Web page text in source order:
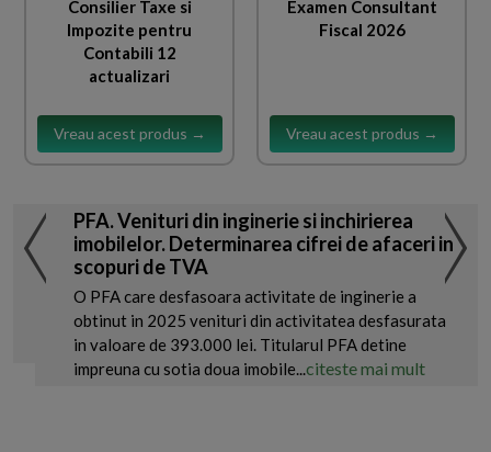
Consilier Taxe si
Impozite pentru
Contabili 12
actualizari
Vreau acest produs →
Examen Consultant
Fiscal 2026
Vreau acest produs →
PFA. Venituri din inginerie si inchirierea
imobilelor. Determinarea cifrei de afaceri in
scopuri de TVA
O PFA care desfasoara activitate de inginerie a
obtinut in 2025 venituri din activitatea desfasurata
in valoare de 393.000 lei. Titularul PFA detine
impreuna cu sotia doua imobile...citeste mai mult